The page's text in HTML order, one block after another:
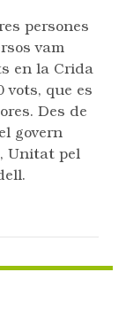
persones
vam
en la Crida
vots, que es
Des de
govern
Unitat pel